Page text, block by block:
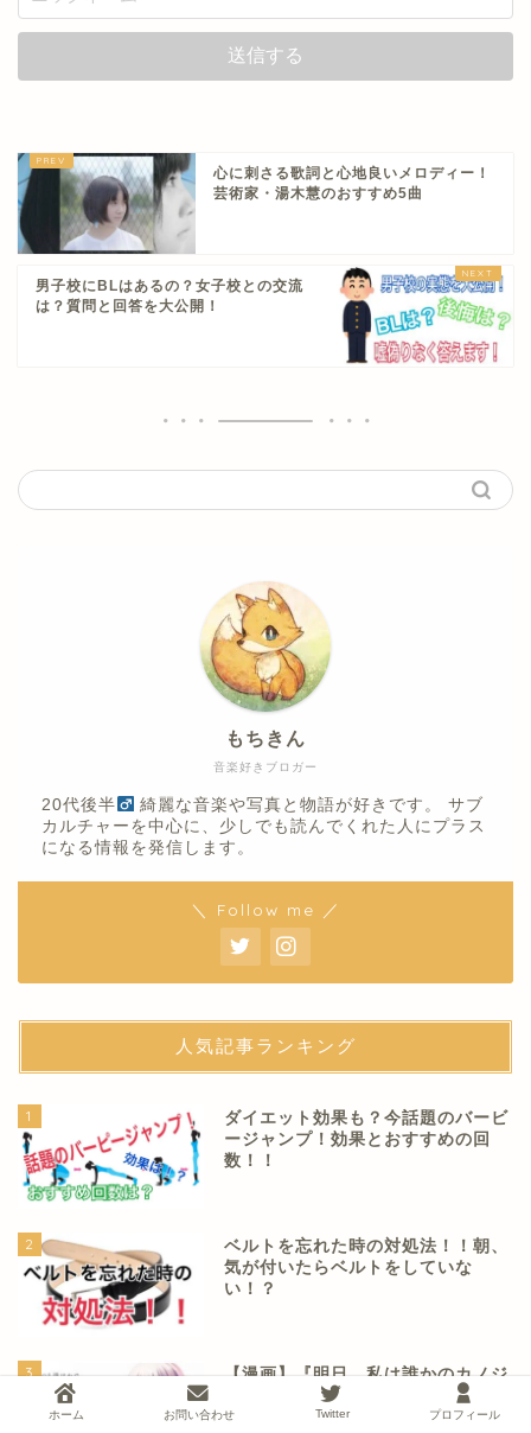
心に刺さる歌詞と心地良いメロディー！
芸術家・湯木慧のおすすめ5曲
男子校にBLはあるの？女子校との交流
は？質問と回答を大公開！
音楽好きブロガー
もちきん
20代後半
綺麗な音楽や写真と物語が好きです。 サブ
カルチャーを中心に、少しでも読んでくれた人にプラス
になる情報を発信します。
＼ Follow me ／
人気記事ランキング
1
ダイエット効果も？今話題のバービ
ージャンプ！効果とおすすめの回
数！！
2
ベルトを忘れた時の対処法！！朝、
気が付いたらベルトをしていな
い！？
3
【漫画】『明日、私は誰かのカノジ
ョ』が今話題！無料で読む方法と
は？
ホーム お問い合わせ Twitter プロフィール